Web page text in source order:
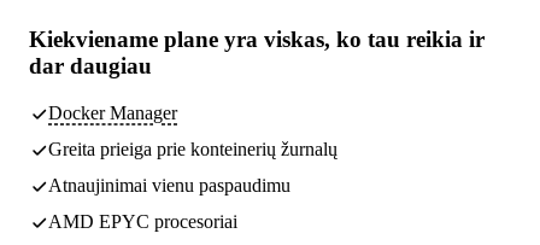
Kiekviename plane yra viskas, ko tau reikia ir
dar daugiau
Docker Manager
Greita prieiga prie konteinerių žurnalų
Atnaujinimai vienu paspaudimu
AMD EPYC procesoriai